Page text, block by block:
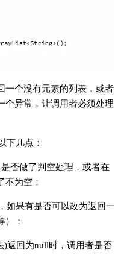
一个没有元素的列表，或者
个异常，让调用者必须处理
下几点：
否做了判空处理，或者在
不为空；
如果有是否可以改为返回一
）；
)返回为null时，调用者是否